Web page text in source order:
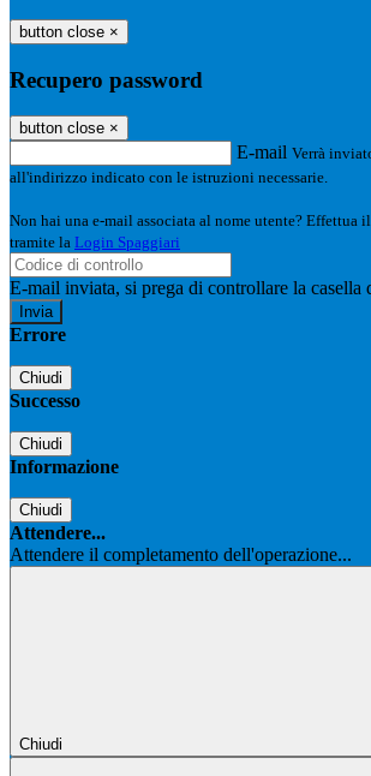
button close ×
Recupero password
button close ×
E-mail Verrà
all'indirizzo indicato con le istruzioni necessarie.
Non hai una e-mail associata al nome utente? Effettua
tramite la Login Spaggiari
E-mail inviata, si prega di controllare la casella
Errore
Chiudi
Successo
Chiudi
Informazione
Chiudi
Attendere...
Attendere il completamento dell'operazione...
Chiudi